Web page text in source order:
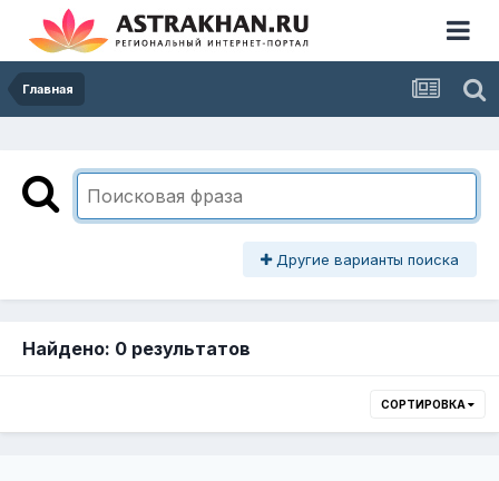
Главная
Другие варианты поиска
Найдено: 0 результатов
СОРТИРОВКА